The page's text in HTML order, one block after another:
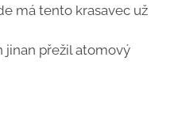
má tento krasavec už
jinan přežil atomový